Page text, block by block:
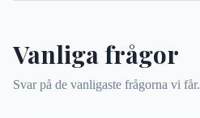
Vanliga frågor
Svar på de vanligaste frågorna vi får.